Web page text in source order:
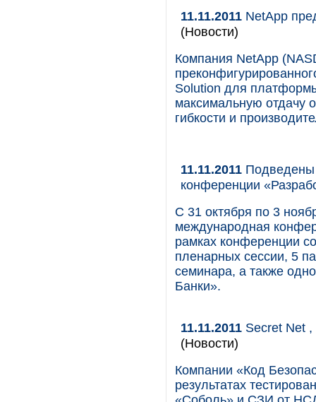
11.11.2011 NetApp
(Новости)
Компания NetApp
Solution для
максимальную отдачу
гибкости и
11.11.2011 Подведены
конференции
С 31 октября по 3
международная
рамках конференции
пленарных сессии, 5
семинара, а также
Банки».
11.11.2011 Secret Net
(Новости)
Компании «Код
результатах